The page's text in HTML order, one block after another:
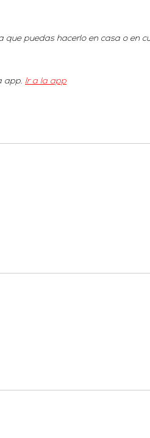
puedas hacerlo en casa o en
app. Ir a la app